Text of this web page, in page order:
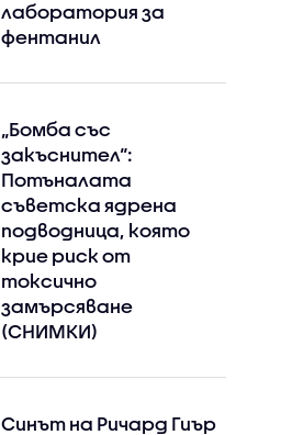
лаборатория за
фентанил
„Бомба със
закъснител“:
Потъналата
съветска ядрена
подводница, която
крие риск от
токсично
замърсяване
(СНИМКИ)
Синът на Ричард Гиър